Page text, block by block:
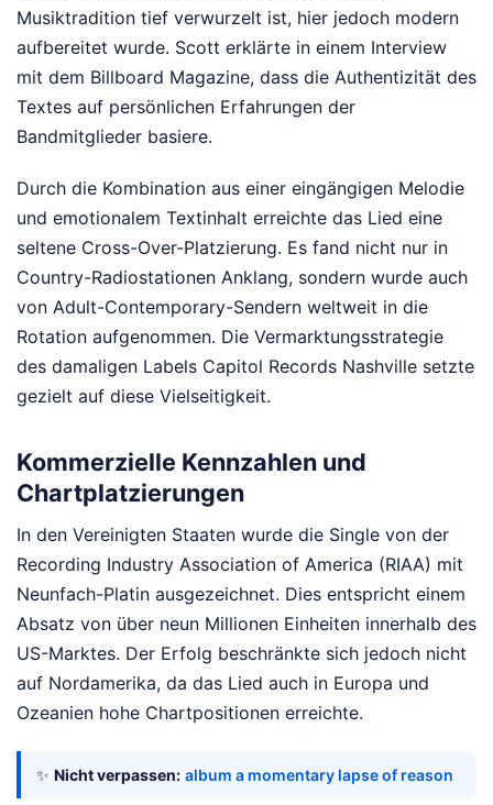
Musiktradition tief verwurzelt ist, hier jedoch modern
aufbereitet wurde. Scott erklärte in einem Interview
mit dem Billboard Magazine, dass die Authentizität des
Textes auf persönlichen Erfahrungen der
Bandmitglieder basiere.
Durch die Kombination aus einer eingängigen Melodie
und emotionalem Textinhalt erreichte das Lied eine
seltene Cross-Over-Platzierung. Es fand nicht nur in
Country-Radiostationen Anklang, sondern wurde auch
von Adult-Contemporary-Sendern weltweit in die
Rotation aufgenommen. Die Vermarktungsstrategie
des damaligen Labels Capitol Records Nashville setzte
gezielt auf diese Vielseitigkeit.
Kommerzielle Kennzahlen und
Chartplatzierungen
In den Vereinigten Staaten wurde die Single von der
Recording Industry Association of America (RIAA) mit
Neunfach-Platin ausgezeichnet. Dies entspricht einem
Absatz von über neun Millionen Einheiten innerhalb des
US-Marktes. Der Erfolg beschränkte sich jedoch nicht
auf Nordamerika, da das Lied auch in Europa und
Ozeanien hohe Chartpositionen erreichte.
✨ Nicht verpassen: album a momentary lapse of reason